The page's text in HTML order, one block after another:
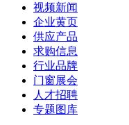
视频新闻
企业黄页
供应产品
求购信息
行业品牌
门窗展会
人才招聘
专题图库